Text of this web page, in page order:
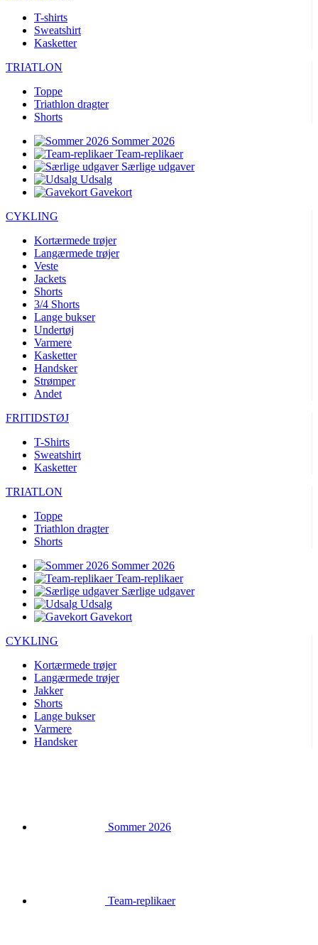
T-shirts
Sweatshirt
Kasketter
TRIATLON
Toppe
Triathlon dragter
Shorts
Sommer 2026
Team-replikaer
Særlige udgaver
Udsalg
Gavekort
CYKLING
Kortærmede trøjer
Langærmede trøjer
Veste
Jackets
Shorts
3/4 Shorts
Lange bukser
Undertøj
Varmere
Kasketter
Handsker
Strømper
Andet
FRITIDSTØJ
T-Shirts
Sweatshirt
Kasketter
TRIATLON
Toppe
Triathlon dragter
Shorts
Sommer 2026
Team-replikaer
Særlige udgaver
Udsalg
Gavekort
CYKLING
Kortærmede trøjer
Langærmede trøjer
Jakker
Shorts
Lange bukser
Varmere
Handsker
Sommer 2026
Team-replikaer